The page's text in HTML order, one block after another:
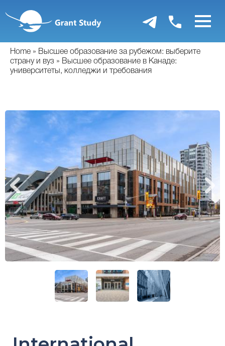
основному
содержанию
Home
Высшее образование за рубежом: выберите
страну и вуз
Высшее образование в Канаде:
университеты, колледжи и требования